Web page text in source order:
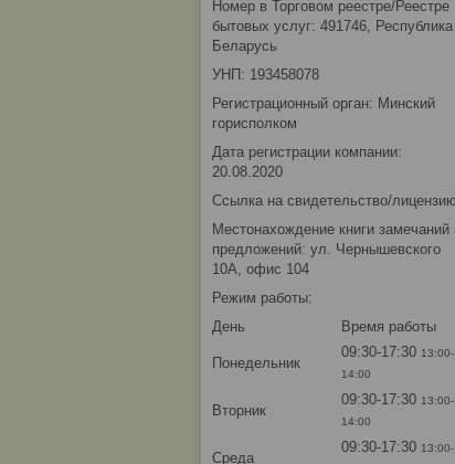
Номер в Торговом реестре/Реестре
бытовых услуг: 491746, Республика
Беларусь
УНП: 193458078
Регистрационный орган: Минский
горисполком
Дата регистрации компании:
20.08.2020
Ссылка на свидетельство/лицензию
Местонахождение книги замечаний
предложений: ул. Чернышевского
10А, офис 104
Режим работы:
День
Время работы
Понедельник
09:30-17:30 13:00-
14:00
Вторник
09:30-17:30 13:00-
14:00
Среда
09:30-17:30 13:00-